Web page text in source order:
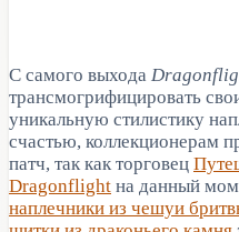
С самого выхода
трансмогрифицировать
уникальную стилистику
счастью, коллекционерам
патч, так как торговец
Dragonflight на данный
наплечники из чешуи